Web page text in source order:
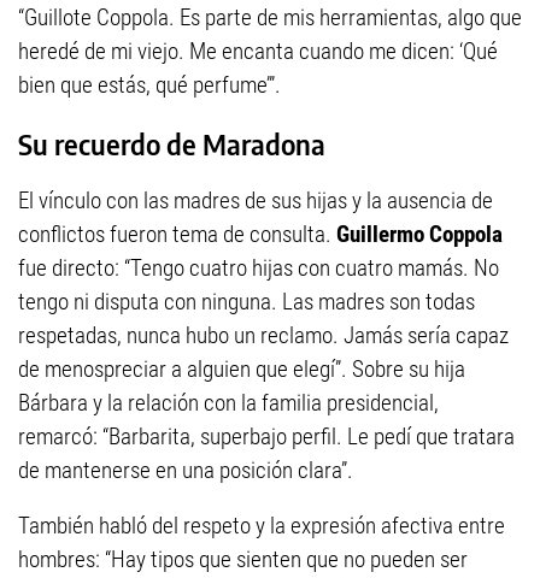
“Guillote Coppola. Es parte de mis herramientas, algo que
heredé de mi viejo. Me encanta cuando me dicen: ‘Qué
bien que estás, qué perfume’”.
Su recuerdo de Maradona
El vínculo con las madres de sus hijas y la ausencia de
conflictos fueron tema de consulta. Guillermo Coppola
fue directo: “Tengo cuatro hijas con cuatro mamás. No
tengo ni disputa con ninguna. Las madres son todas
respetadas, nunca hubo un reclamo. Jamás sería capaz
de menospreciar a alguien que elegí”. Sobre su hija
Bárbara y la relación con la familia presidencial,
remarcó: “Barbarita, superbajo perfil. Le pedí que tratara
de mantenerse en una posición clara”.
También habló del respeto y la expresión afectiva entre
hombres: “Hay tipos que sienten que no pueden ser